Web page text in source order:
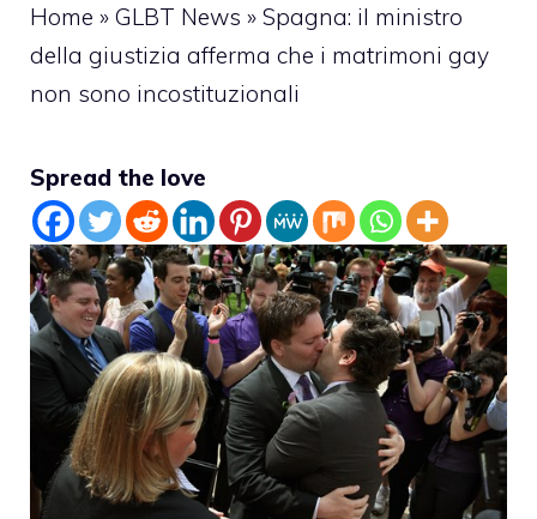
Home » GLBT News » Spagna: il ministro
della giustizia afferma che i matrimoni gay
non sono incostituzionali
Spread the love